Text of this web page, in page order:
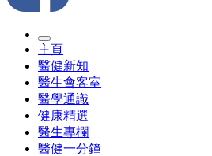
主頁
醫健新知
醫生會客室
醫學通識
健康精選
醫生專欄
醫健一分鐘